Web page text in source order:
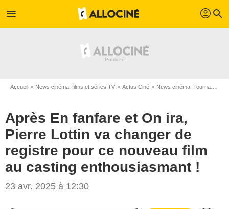
menu profil search
Accueil News cinéma, films et séries TV Actus Ciné News cinéma: Tournages
Après En fanfare et On ira,
Pierre Lottin va changer de
registre pour ce nouveau film
au casting enthousiasmant !
23 avr. 2025 à 12:30